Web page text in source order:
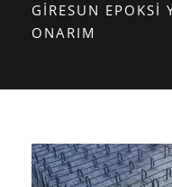
GIRESUN EPOKSI
ONARIM